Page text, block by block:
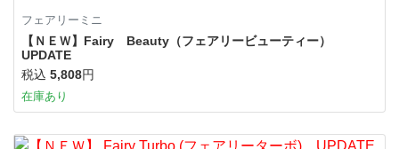
フェアリーミニ
【ＮＥＷ】Fairy Beauty（フェアリービューティー）
UPDATE
税込 5,808円
在庫あり